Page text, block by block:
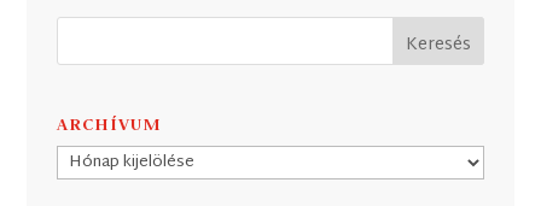
ARCHÍVUM
Archívum